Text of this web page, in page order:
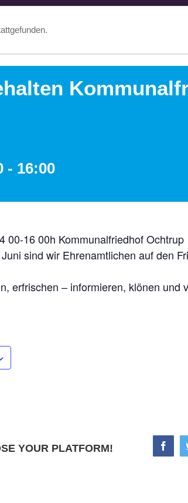
- 16:00
00-16 00h Kommunalfriedhof Ochtrup
sind wir Ehrenamtlichen auf den
erfrischen – informieren, klönen und
YOUR PLATFORM!